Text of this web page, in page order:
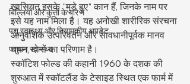
बिल्लियों और कुत्तों के बारे में
पशु स्वास्थ्य और नियामकीय अपडेट
पशुधन स्वास्थ्य
खासियत इसके "मुड़े हुए" कान हैं, जिनके नाम पर
इसे यह नाम मिला है। यह अनोखी शारीरिक संरचना
आनुवंशिक उत्परिवर्तन और सावधानीपूर्वक मानव
चयन, दोनों का परिणाम है।
स्कॉटिश फोल्ड की कहानी 1960 के दशक की
शुरुआत में स्कॉटलैंड के टेसाइड स्थित एक फार्म में